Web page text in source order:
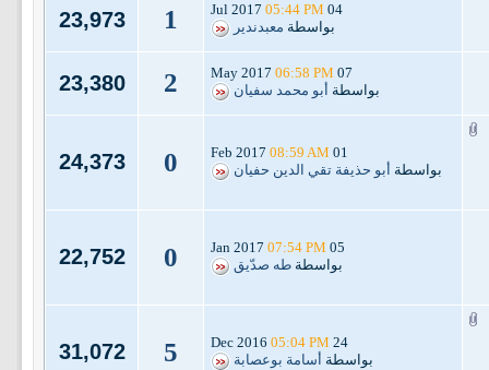
04 Jul 2017
05:44 PM
بواسطة معبدندير 1
23,973
07 May 2017
06:58 PM
بواسطة أبو محمد سفيان 2
23,380
01 Feb 2017
08:59 AM
بواسطة أبو حذيفة تقي الدين حفيان 0
24,373
05 Jan 2017
07:54 PM
بواسطة طه صدّيق 0
22,752
24 Dec 2016
05:04 PM
بواسطة أسامة بوعصابة 5
31,072